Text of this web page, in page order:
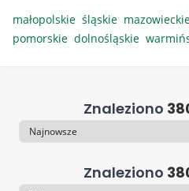
małopolskie śląskie
pomorskie dolnośląskie
Znaleziono
Sortowanie
Znaleziono